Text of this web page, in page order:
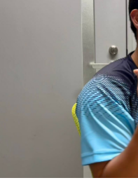
■放送日時：2026年8月
■出演：田村淳、砂山圭
■提供：全日本葬祭業協同
◆「塩貝選手に悪意はな
藤木：決勝トーナメント
貝選手の言葉が切り取ら
ルにちょっと火をつけて
福田：そうですね。塩貝
し、素直に自分の気持ち
ラジルサイドがうまく切
ションを上げるような形